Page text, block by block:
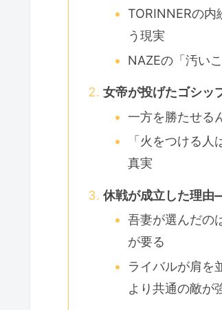
TORINNERの内
う現実
NAZEの「汚い
女帝が投げたゴシ
一方を勝たせる
「火をつける
真実
休戦が成立した理
吾妻が選んだの
が要る
ライバルが肩
より共通の敵が